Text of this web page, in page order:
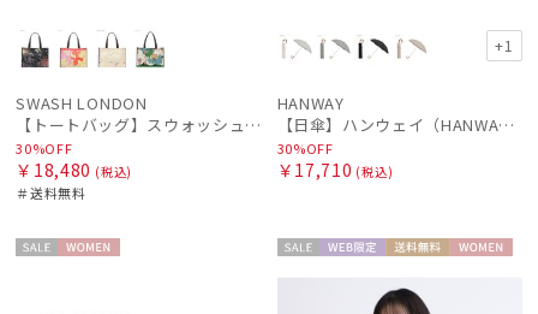
SWASH LONDON
【トートバッグ】スウォッシュロンドン (SWASH LONDON) コットンプリント
30%OFF
￥18,480 (税込)
＃送料無料
+1
HANWAY
【日傘】ハンウェイ（HANWAY）Aoi 折りたたみ 木棒【公式ムーンバット】[Aoi]純パラソル UV 手開き 日本製 高級日傘
30%OFF
￥17,710 (税込)
料